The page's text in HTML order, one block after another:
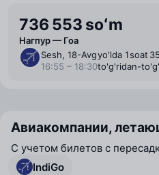
736 553 soʻm
Нагпур — Гоа
Sesh, 18-Avg
16:55 – 18:30
yo'lda 1 ⁠soat
to'g'ridan-
Авиакомпании,
С учетом билетов с
IndiGo